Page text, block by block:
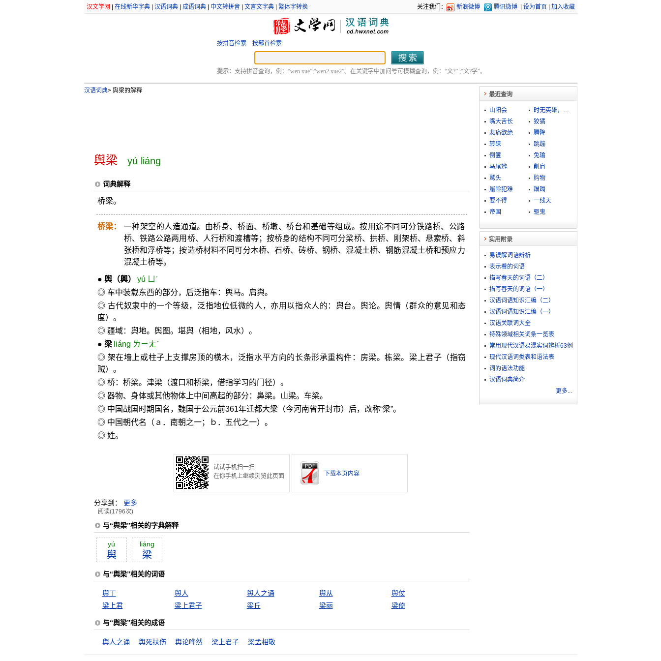
汉文学网 在线新华字典| 汉语词典| 成语词典| 中文转拼音| 文言文字典| 繁体字转换 关注我们： 新浪微博 腾讯微博 设为首页 加入收藏
按拼音检索 按部首检索
提示： 支持拼音查询，例：“wen xue”;“wen2 xue2”。在关键字中加问号可模糊查询，例：“文?” ;“文?学”。
汉语词典>舆梁的解释
舆梁 yú liáng
词典解释
桥梁。
桥梁：
一种架空的人造通道。由桥身、桥面、桥墩、桥台和基础等组成。按用途不同可分铁路桥、公路
桥、铁路公路两用桥、人行桥和渡槽等；按桥身的结构不同可分梁桥、拱桥、刚架桥、悬索桥、斜
张桥和浮桥等；按造桥材料不同可分木桥、石桥、砖桥、钢桥、混凝土桥、钢筋混凝土桥和预应力
混凝土桥等。
● 舆（輿）
yú ㄩˊ
◎ 车中装载东西的部分，后泛指车：舆马。肩舆。
◎ 古代奴隶中的一个等级，泛指地位低微的人，亦用以指众人的：舆台。舆论。舆情（群众的意见和态
度）。
◎ 疆域：舆地。舆图。堪舆（相地，风水）。
● 梁 liáng ㄌㄧㄤˊ
◎ 架在墙上或柱子上支撑房顶的横木，泛指水平方向的长条形承重构件：房梁。栋梁。梁上君子（指窃
贼）。
◎ 桥：桥梁。津梁（渡口和桥梁，借指学习的门径）。
◎ 器物、身体或其他物体上中间高起的部分：鼻梁。山梁。车梁。
◎ 中国战国时期国名，魏国于公元前361年迁都大梁（今河南省开封市）后，改称“梁”。
◎ 中国朝代名（ａ．南朝之一；ｂ．五代之一）。
◎ 姓。
试试手机扫一扫
在你手机上继续浏览此页面
下载本页内容
分享到： 更多
阅读(1796次)
与“舆梁”相关的字典解释
yú
舆
liáng
梁
与“舆梁”相关的词语
舆丁 舆人 舆人之诵 舆从
舆仗
梁上君
梁上君子 梁丘 梁丽 梁倚
与“舆梁”相关的成语
舆人之诵 舆死扶伤 舆论哗然 梁上君子 梁孟相敬
最近查询
山阳会
时无英雄，使竖子成名
嘴大舌长
狡獝
悲痛欲绝
腾降
转睐
跳蹦
倒箧
免输
马尾辫
削肩
鹫头
购物
履险犯难
蹭躅
要不得
一线天
帝国
驱鬼
实用附录
易误解词语辨析
表示看的词语
描写春天的词语（二）
描写春天的词语（一）
汉语词语知识汇编（二）
汉语词语知识汇编（一）
汉语关联词大全
特殊领域相关词条一览表
常用现代汉语易混实词辨析63例
现代汉语词类表和语法表
词的语法功能
汉语词典简介
更多...